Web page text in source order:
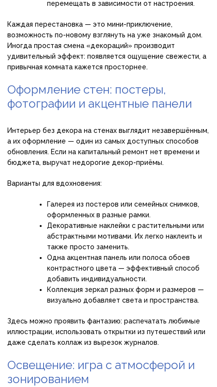
перемещать в зависимости от настроения.
Каждая перестановка — это мини-приключение,
возможность по-новому взглянуть на уже знакомый дом.
Иногда простая смена «декораций» производит
удивительный эффект: появляется ощущение свежести, а
привычная комната кажется просторнее.
Оформление стен: постеры,
фотографии и акцентные панели
Интерьер без декора на стенах выглядит незавершённым,
а их оформление — один из самых доступных способов
обновления. Если на капитальный ремонт нет времени и
бюджета, выручат недорогие декор-приёмы.
Варианты для вдохновения:
Галерея из постеров или семейных снимков,
оформленных в разные рамки.
Декоративные наклейки с растительными или
абстрактными мотивами. Их легко наклеить и
также просто заменить.
Одна акцентная панель или полоса обоев
контрастного цвета — эффективный способ
добавить индивидуальности.
Коллекция зеркал разных форм и размеров —
визуально добавляет света и пространства.
Здесь можно проявить фантазию: распечатать любимые
иллюстрации, использовать открытки из путешествий или
даже сделать коллаж из вырезок журналов.
Освещение: игра с атмосферой и
зонированием